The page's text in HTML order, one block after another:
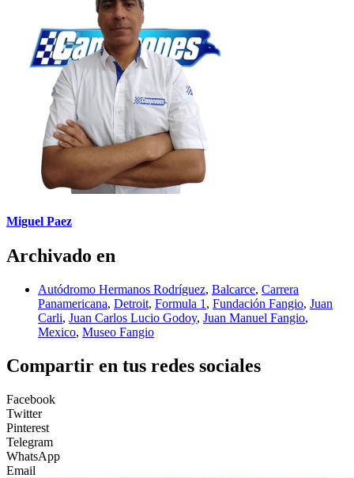
Miguel Paez
Archivado en
Autódromo Hermanos Rodríguez, Balcarce, Carrera
Panamericana, Detroit, Formula 1 , Fundación Fangio, Juan
Carli, Juan Carlos Lucio Godoy, Juan Manuel Fangio,
Mexico, Museo Fangio
Compartir en tus redes sociales
Facebook
Twitter
Pinterest
Telegram
WhatsApp
Email